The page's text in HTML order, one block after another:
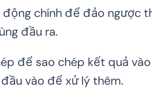
động chính để đảo ngược
đầu ra.
để sao chép kết quả
vào để xử lý thêm.